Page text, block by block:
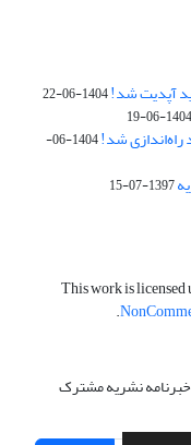
آپدیت شد!1404-06-22
1404-06-19
شد!
1404-06-
1397-07-15
This work is licensed
.
خبرنامه نشریه مشترک